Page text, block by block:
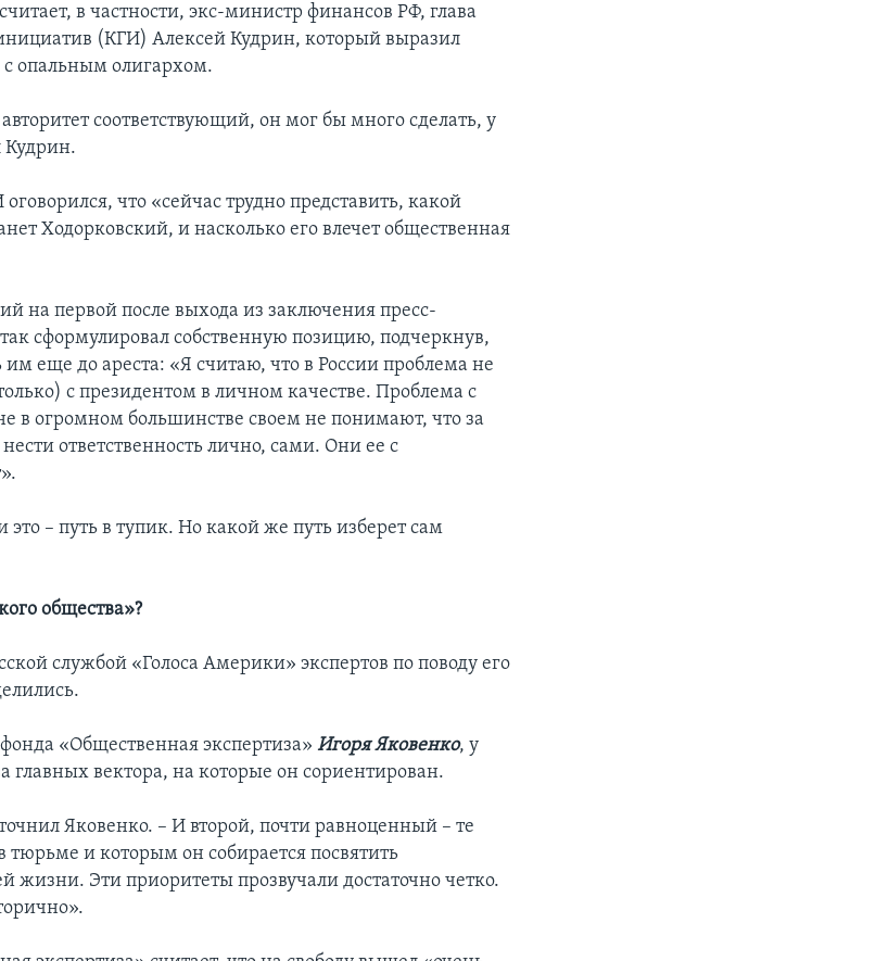
в частности, экс-министр финансов РФ, глава
(КГИ) Алексей Кудрин, который выразил
с опальным олигархом.
авторитет соответствующий, он мог бы много сделать, у
Кудрин.
что «сейчас трудно представить, какой
Ходорковский, и насколько его влечет общественная
на первой после выхода из заключения пресс-
сформулировал собственную позицию, подчеркнув,
им еще до ареста: «Я считаю, что в России проблема не
с президентом в личном качестве. Проблема с
в огромном большинстве своем не понимают, что за
ответственность лично, сами. Они ее с
это – путь в тупик. Но какой же путь изберет сам
общества»?
службой «Голоса Америки» экспертов по поводу его
«Общественная экспертиза»Игоря Яковенко, у
главных вектора, на которые он сориентирован.
Яковенко. – И второй, почти равноценный – те
тюрьме и которым он собирается посвятить
жизни. Эти приоритеты прозвучали достаточно четко.